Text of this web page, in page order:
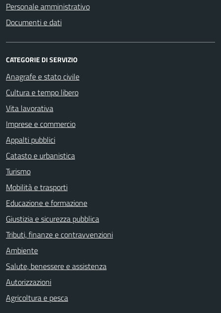
Personale amministrativo
Documenti e dati
CATEGORIE DI SERVIZIO
Anagrafe e stato civile
Cultura e tempo libero
Vita lavorativa
Imprese e commercio
Appalti pubblici
Catasto e urbanistica
Turismo
Mobilità e trasporti
Educazione e formazione
Giustizia e sicurezza pubblica
Tributi, finanze e contravvenzioni
Ambiente
Salute, benessere e assistenza
Autorizzazioni
Agricoltura e pesca